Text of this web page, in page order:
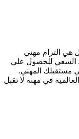
هي التزام مهني
السعي للحصول على
مستقبلك المهني.
في مهنة لا تقبل